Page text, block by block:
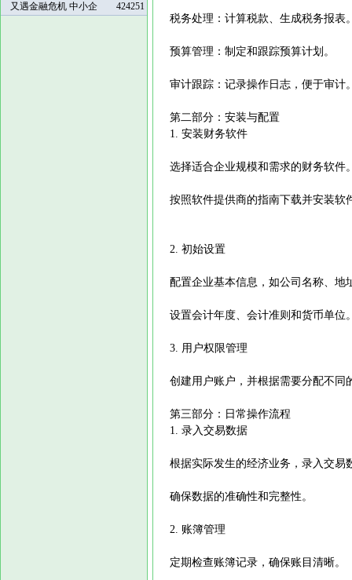
又遇金融危机 中小企
424251
税务处理：计算税款、生成税务报表
预算管理：制定和跟踪预算计划。
审计跟踪：记录操作日志，便于审计
第二部分：安装与配置
1. 安装财务软件
选择适合企业规模和需求的财务软件
按照软件提供商的指南下载并安装软
2. 初始设置
配置企业基本信息，如公司名称、地
设置会计年度、会计准则和货币单位
3. 用户权限管理
创建用户账户，并根据需要分配不同
第三部分：日常操作流程
1. 录入交易数据
根据实际发生的经济业务，录入交易
确保数据的准确性和完整性。
2. 账簿管理
定期检查账簿记录，确保账目清晰。